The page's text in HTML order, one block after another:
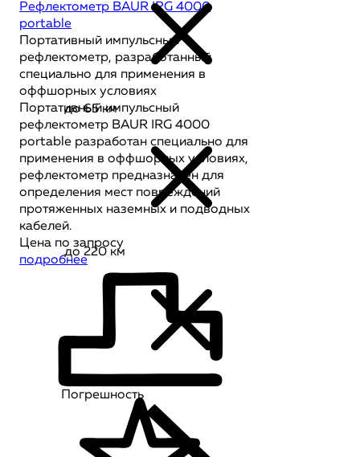
Рефлектометр BAUR IRG 4000
portable
Портативный импульсный
рефлектометр, разработанный
специально для применения в
оффшорных условиях
Портативный импульсный
рефлектометр BAUR IRG 4000
portable разработан специально для
применения в оффшорных условиях,
рефлектометр предназначен для
определения мест повреждений
протяженных наземных и подводных
кабелей.
Цена по запросу
подробнее
до 65 км
до 220 км
Погрешность